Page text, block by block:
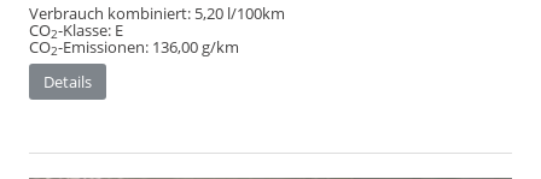
Verbrauch kombiniert: 5,20 l/100km
CO2-Klasse: E
CO2-Emissionen: 136,00 g/km
Details